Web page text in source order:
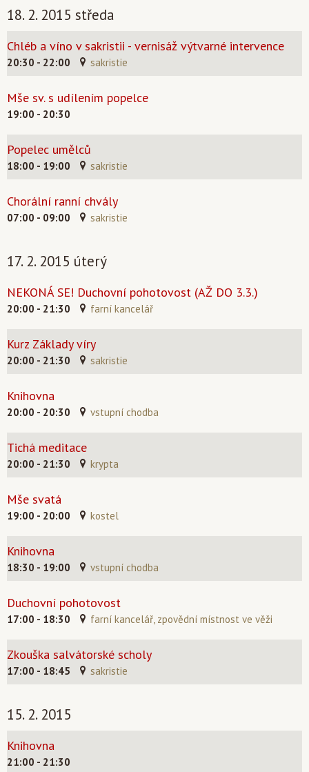
18. 2. 2015 středa
Chléb a víno v sakristii - vernisáž výtvarné intervence
20:30 - 22:00 sakristie
Mše sv. s udílením popelce
19:00 - 20:30
Popelec umělců
18:00 - 19:00 sakristie
Chorální ranní chvály
07:00 - 09:00 sakristie
17. 2. 2015 úterý
NEKONÁ SE! Duchovní pohotovost (AŽ DO 3.3.)
20:00 - 21:30 farní kancelář
Kurz Základy víry
20:00 - 21:30 sakristie
Knihovna
20:00 - 20:30 vstupní chodba
Tichá meditace
20:00 - 21:30 krypta
Mše svatá
19:00 - 20:00 kostel
Knihovna
18:30 - 19:00 vstupní chodba
Duchovní pohotovost
17:00 - 18:30 farní kancelář, zpovědní místnost ve věži
Zkouška salvátorské scholy
17:00 - 18:45 sakristie
15. 2. 2015
Knihovna
21:00 - 21:30